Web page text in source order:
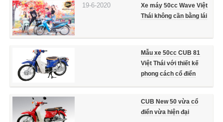
Xe máy 50cc Wave Việt
Thái không cần bằng lái
19-6-2020
Mẫu xe 50cc CUB 81
Việt Thái với thiết kế
phong cách cổ điển
CUB New 50 vừa cổ
điển vừa hiện đại